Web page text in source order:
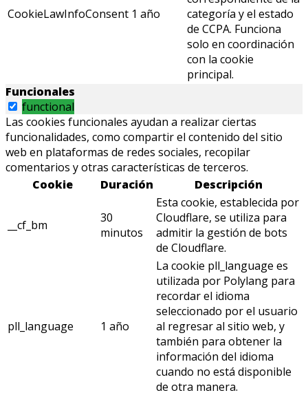
CookieLawInfoConsent 1 año
categoría y el estado
de CCPA. Funciona
solo en coordinación
con la cookie
principal.
Funcionales
functional
Las cookies funcionales ayudan a realizar ciertas
funcionalidades, como compartir el contenido del sitio
web en plataformas de redes sociales, recopilar
comentarios y otras características de terceros.
Cookie
Duración Descripción
__cf_bm
30
minutos
Esta cookie, establecida por
Cloudflare, se utiliza para
admitir la gestión de bots
de Cloudflare.
pll_language 1 año
La cookie pll_language es
utilizada por Polylang para
recordar el idioma
seleccionado por el usuario
al regresar al sitio web, y
también para obtener la
información del idioma
cuando no está disponible
de otra manera.